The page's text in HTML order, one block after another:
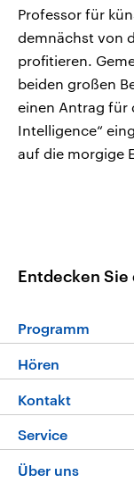
Professor für
demnächst von
profitieren.
beiden großen
einen Antrag für
Intelligence“
auf die morgige
Entdecken
Programm
Die
Neue
Hören
Livestream
Podcasts
Kontakt
Service
FAQ
Über uns